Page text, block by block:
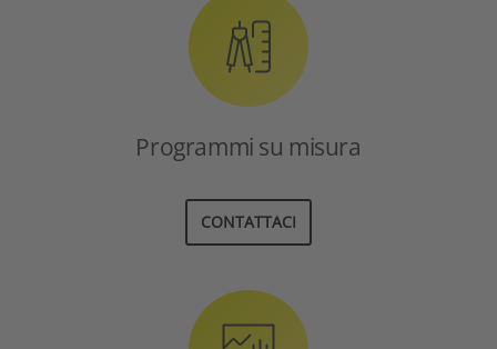
Programmi su misura
CONTATTACI